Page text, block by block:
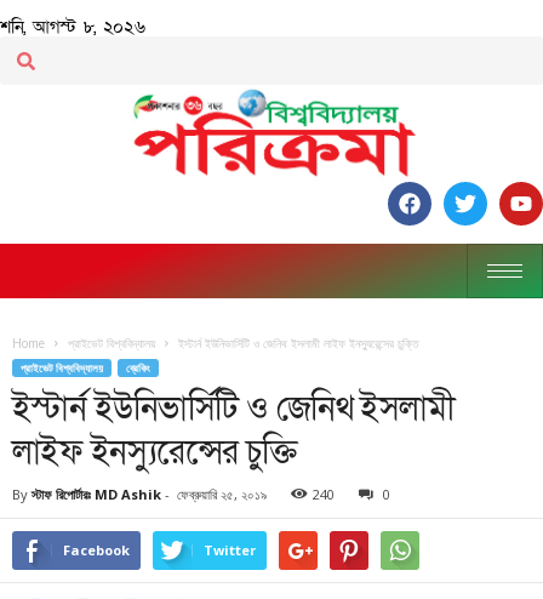
শনি, আগস্ট ৮, ২০২৬
Home প্রাইভেট বিশ্ববিদ্যালয় ইস্টার্ন ইউনিভার্সিটি ও জেনিথ ইসলামী লাইফ ইনস্যুরেন্সের চুক্তি
প্রাইভেট বিশ্ববিদ্যালয় ব্রেকিং
ইস্টার্ন ইউনিভার্সিটি ও জেনিথ ইসলামী
লাইফ ইনস্যুরেন্সের চুক্তি
By স্টাফ রিপোর্টারঃ MD Ashik - ফেব্রুয়ারি ২৫, ২০১৯ 240 0
Facebook Twitter